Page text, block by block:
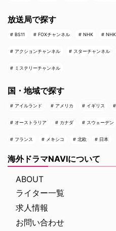
放送局で探す
BS11 FOXチャンネル NHK
アクションチャンネル スターチャンネル
ミステリーチャンネル
国・地域で探す
アイルランド アメリカ イギリス
オーストラリア カナダ スウェーデン
フランス メキシコ 北欧 日本
海外ドラマNAVIについて
ABOUT
ライター一覧
求人情報
お問い合わせ